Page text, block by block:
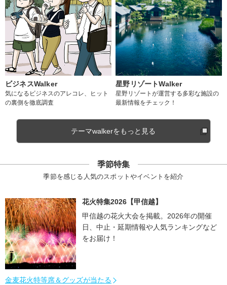
ビジネスWalker
気になるビジネスのアレコレ、ヒット
の裏側を徹底調査
星野リゾートWalker
星野リゾートが運営する多彩な施設の
最新情報をチェック！
テーマwalkerをもっと見る
季節特集
季節を感じる人気のスポットやイベントを紹介
花火特集2026【甲信越】
甲信越の花火大会を掲載。2026年の開催
日、中止・延期情報や人気ランキングなど
をお届け！
金麦花火特等席＆グッズが当たる